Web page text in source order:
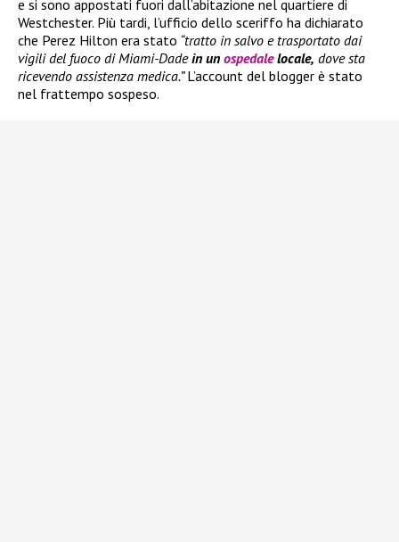
e si sono appostati fuori dall’abitazione nel quartiere di
Westchester. Più tardi, l’ufficio dello sceriffo ha dichiarato
che Perez Hilton era stato “tratto in salvo e trasportato dai
vigili del fuoco di Miami-Dadein un ospedalelocale, dove sta
ricevendo assistenza medica.”L’account del blogger è stato
nel frattempo sospeso.